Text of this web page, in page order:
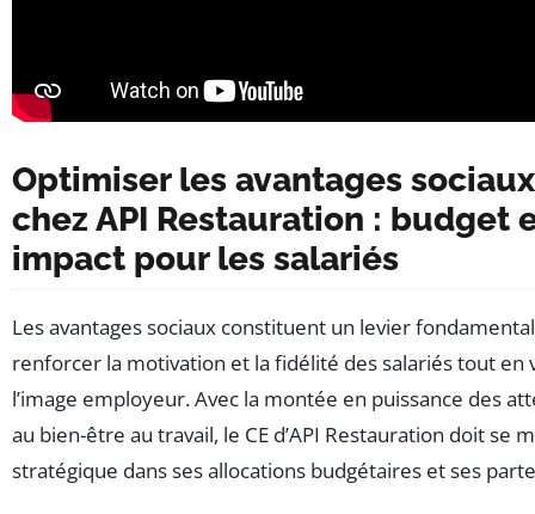
Optimiser les avantages
chez API Restauration : budget
impact pour les salariés
Les avantages sociaux constituent un levier
renforcer la motivation et la fidélité des salariés tout en
l’image employeur. Avec la montée en puissance des
au bien-être au travail, le CE d’API Restauration doit se
stratégique dans ses allocations budgétaires et ses